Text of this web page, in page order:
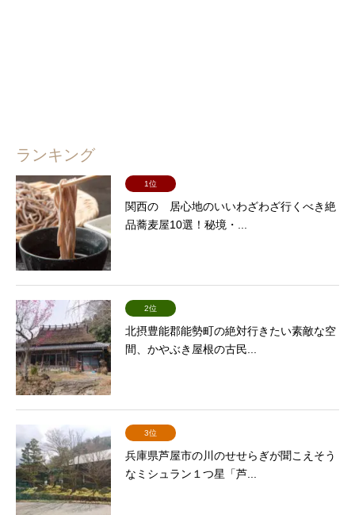
ランキング
1位
関西の 居心地のいいわざわざ行くべき絶
品蕎麦屋10選！秘境・...
2位
北摂豊能郡能勢町の絶対行きたい素敵な空
間、かやぶき屋根の古民...
3位
兵庫県芦屋市の川のせせらぎが聞こえそう
なミシュラン１つ星「芦...